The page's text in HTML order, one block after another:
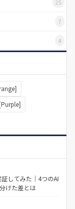
25
7
4
してみた｜4つのAI
けた差とは